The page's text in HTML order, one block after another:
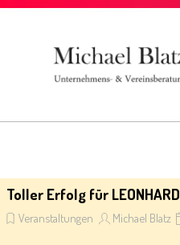
Direkt zum Seiteninhalt
Toller Erfolg für LEONHARD
Veranstaltungen Michael Blatz